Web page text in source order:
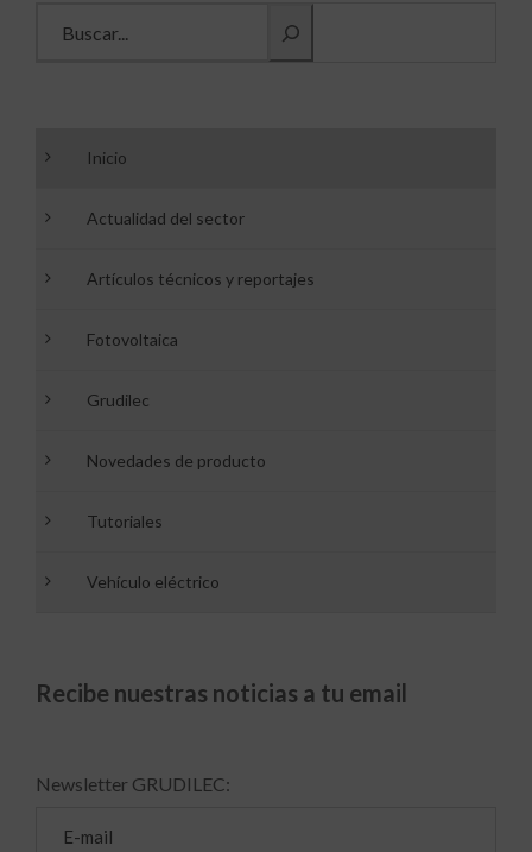
Inicio
Actualidad del sector
Artículos técnicos y reportajes
Fotovoltaica
Grudilec
Novedades de producto
Tutoriales
Vehículo eléctrico
Recibe nuestras noticias a tu email
Newsletter GRUDILEC: